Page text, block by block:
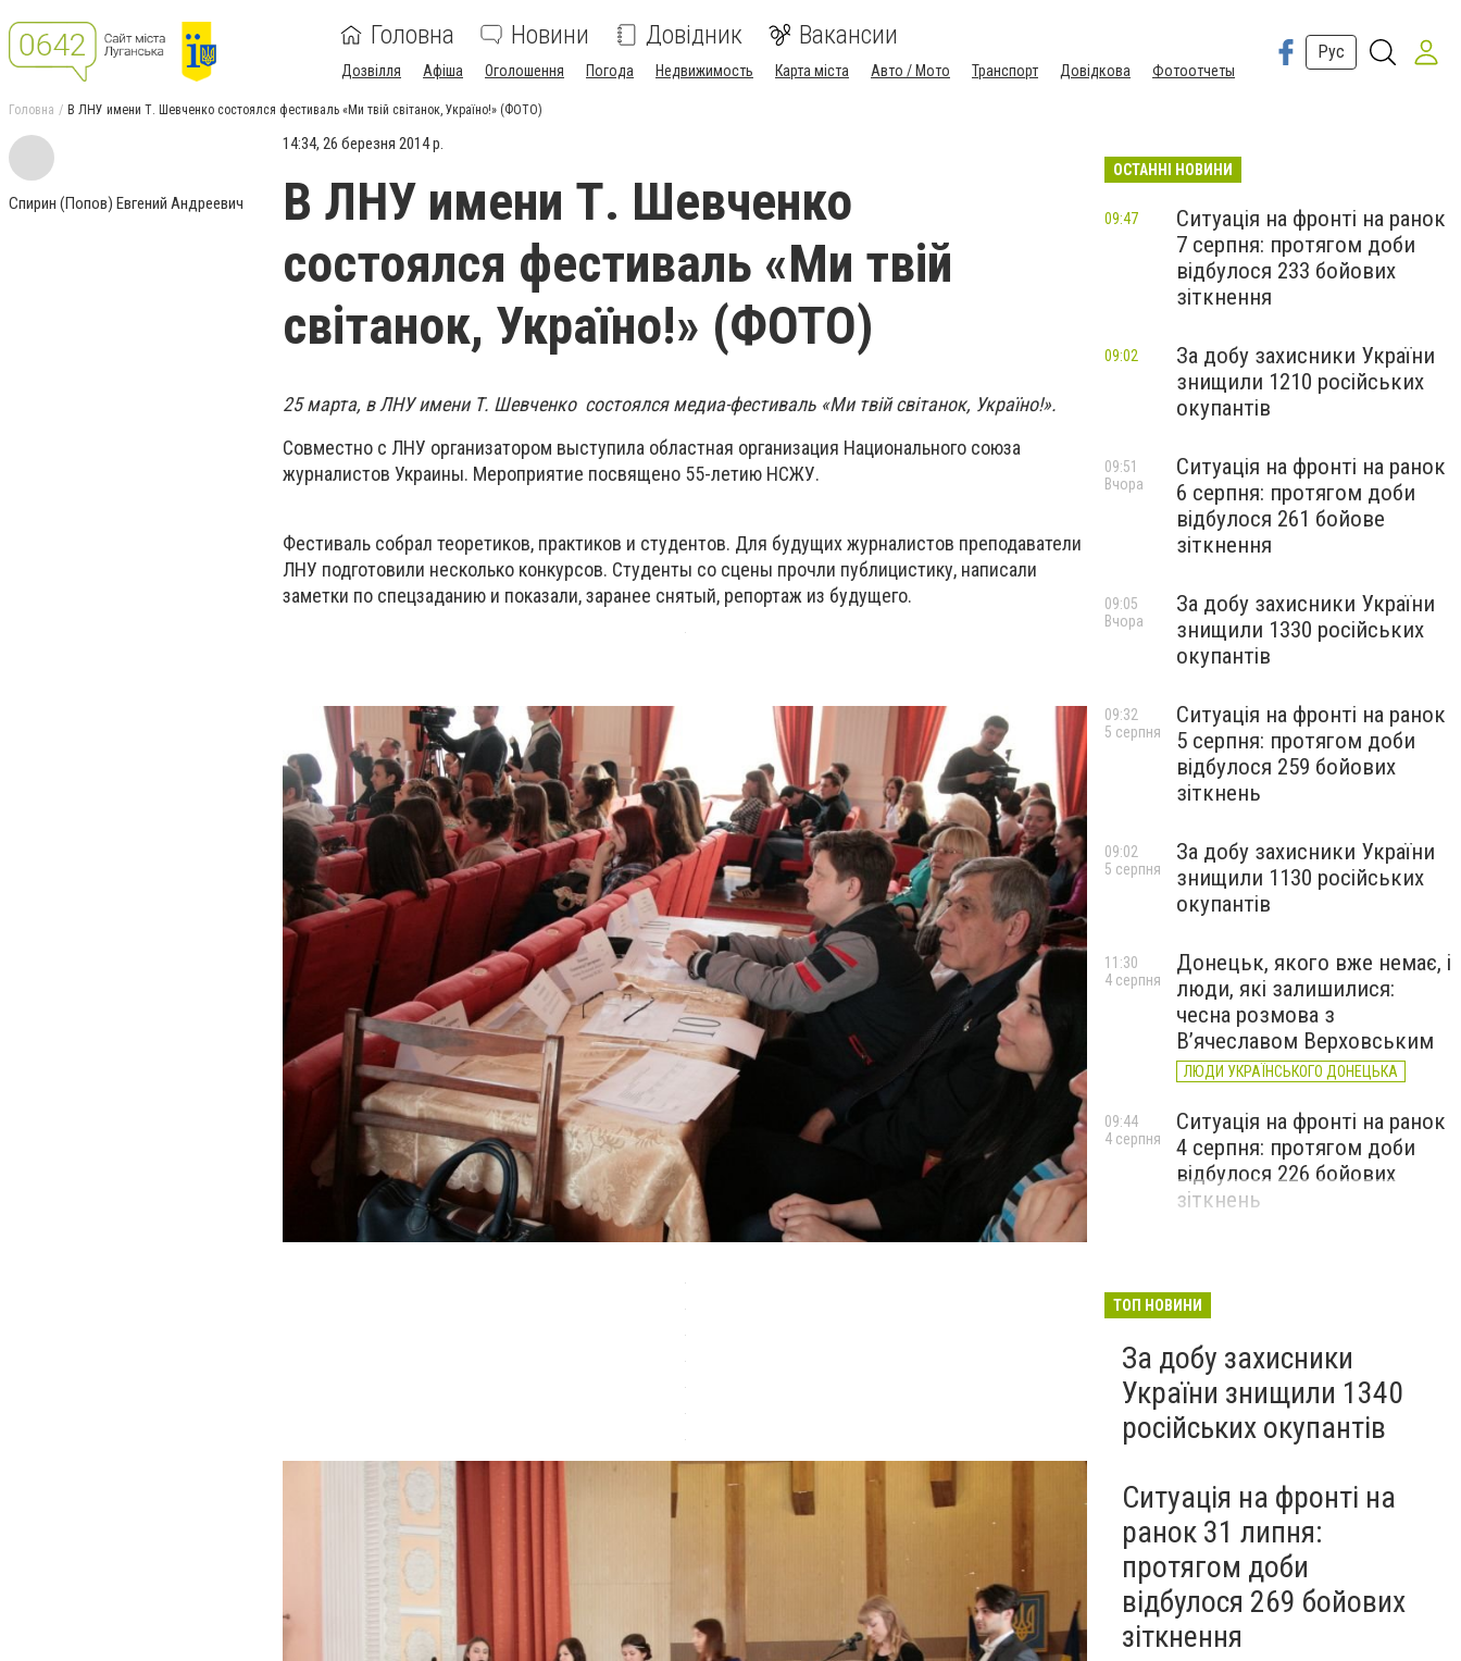
Головна Новини Довідник Вакансии
Дозвілля Афіша Оголошення Погода Недвижимость Карта міста Авто / Мото Транспорт Довідкова Фотоотчеты
Рус
Головна В ЛНУ имени Т. Шевченко состоялся фестиваль «Ми твій світанок, Україно!» (ФОТО)
Спирин (Попов) Евгений Андреевич
14:34, 26 березня 2014 р.
В ЛНУ имени Т. Шевченко
состоялся фестиваль «Ми твій
світанок, Україно!» (ФОТО)
25 марта, в ЛНУ имени Т. Шевченко состоялся медиа-фестиваль «Ми твій світанок, Україно!».
Совместно с ЛНУ организатором выступила областная организация Национального союза
журналистов Украины. Мероприятие посвящено 55-летию НСЖУ.
Фестиваль собрал теоретиков, практиков и студентов. Для будущих журналистов преподаватели
ЛНУ подготовили несколько конкурсов. Студенты со сцены прочли публицистику, написали
заметки по спецзаданию и показали, заранее снятый, репортаж из будущего.
ОСТАННІ НОВИНИ
Ситуація на фронті на ранок
7 серпня: протягом доби
відбулося 233 бойових
зіткнення
09:47
За добу захисники України
знищили 1210 російських
окупантів
09:02
Ситуація на фронті на ранок
6 серпня: протягом доби
відбулося 261 бойове
зіткнення
09:51
Вчора
За добу захисники України
знищили 1330 російських
окупантів
09:05
Вчора
Ситуація на фронті на ранок
5 серпня: протягом доби
відбулося 259 бойових
зіткнень
09:32
5 серпня
За добу захисники України
знищили 1130 російських
окупантів
09:02
5 серпня
Донецьк, якого вже немає, і
люди, які залишилися:
чесна розмова з
В’ячеславом Верховським
ЛЮДИ УКРАЇНСЬКОГО ДОНЕЦЬКА
11:30
4 серпня
Ситуація на фронті на ранок
4 серпня: протягом доби
відбулося 226 бойових
зіткнень
09:44
4 серпня
ТОП НОВИНИ
За добу захисники
України знищили 1340
російських окупантів
Ситуація на фронті на
ранок 31 липня:
протягом доби
відбулося 269 бойових
зіткнення